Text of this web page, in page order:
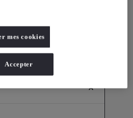
Roues motrices avant
Boîte automatique
mes cookies
Accepter